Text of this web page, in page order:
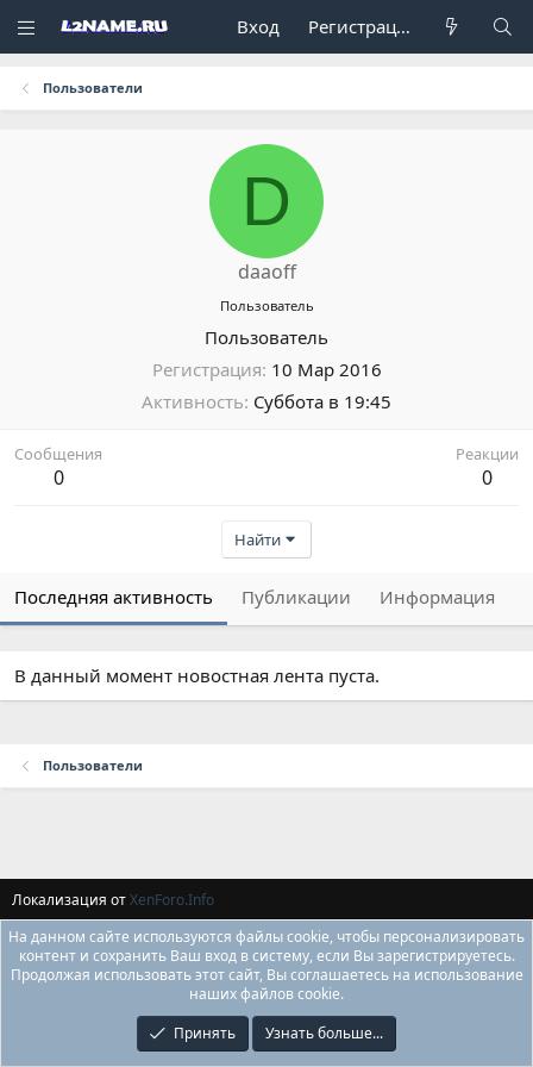
Вход Регистрация
Пользователи
D
daaoff
Пользователь
Пользователь
Регистрация 10 Мар 2016
Активность Суббота в 19:45
Сообщения
0
Реакции
0
Найти
Последняя активность Публикации Информация
В данный момент новостная лента пуста.
Пользователи
Локализация отXenForo.Info
На данном сайте используются файлы cookie, чтобы персонализировать
контент и сохранить Ваш вход в систему, если Вы зарегистрируетесь.
Продолжая использовать этот сайт, Вы соглашаетесь на использование
наших файлов cookie.
Принять
Узнать больше...